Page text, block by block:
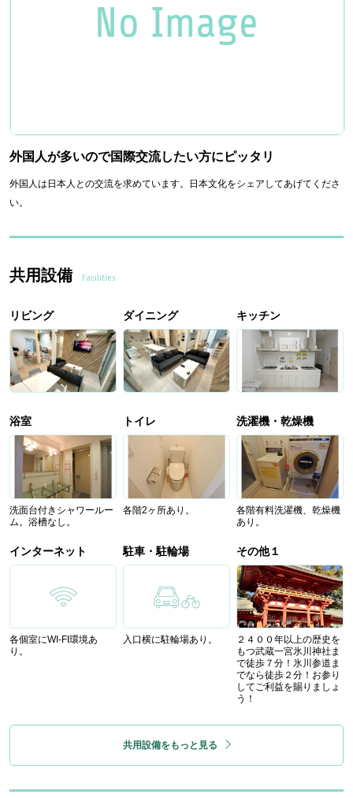
外国人が多いので国際交流したい方にピッタリ
外国人は日本人との交流を求めています。日本文化をシェアしてあげてくださ
い。
共用設備 Facilities
リビング ダイニング キッチン
浴室
洗面台付きシャワールー
ム。浴槽なし。
トイレ
各階2ヶ所あり。
洗濯機・乾燥機
各階有料洗濯機、乾燥機
あり。
インターネット
各個室にWI-FI環境あ
り。
駐車・駐輪場
入口横に駐輪場あり。
その他１
２４００年以上の歴史を
もつ武蔵一宮氷川神社ま
で徒歩７分！氷川参道ま
でなら徒歩２分！お参り
してご利益を賜りましょ
う！
共用設備をもっと見る